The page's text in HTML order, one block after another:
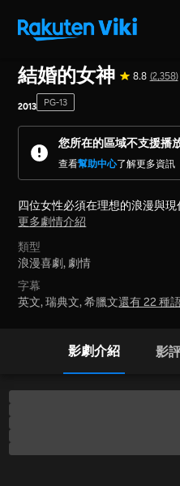
結婚的女神 8.8 (2,358)
2013 PG-13
您所在的區域不支援播
查看幫助中心了解更多資訊
四位女性必須在理想的浪漫與
更多劇情介紹
類型
浪漫喜劇, 劇情
字幕
英文, 瑞典文, 希臘文還有 22 種
影劇介紹 影